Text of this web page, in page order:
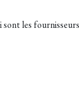
les fournisseurs